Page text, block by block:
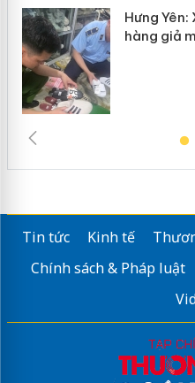
Hưng
hàng giả
Tin tức Kinh tế
Chính sách & Pháp luật